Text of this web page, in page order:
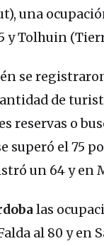
una
y Tolhuin
se
de
reservas o
superó el 75
un 64 y en
las
al 80 y en